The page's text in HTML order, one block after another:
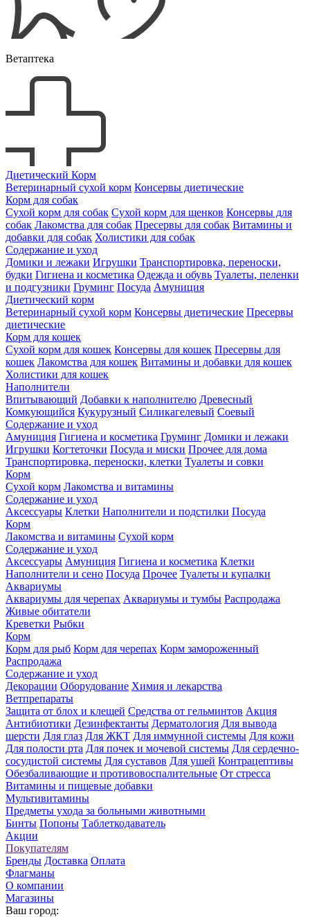
Ветаптека
Диетический Корм
Ветеринарный сухой корм Консервы диетические
Корм для собак
Сухой корм для собак Сухой корм для щенков Консервы для
собак Лакомства для собак Пресервы для собак Витамины и
добавки для собак Холистики для собак
Содержание и уход
Домики и лежаки Игрушки Транспортировка, переноски,
будки Гигиена и косметика Одежда и обувь Туалеты, пеленки
и подгузники Груминг Посуда Амуниция
Диетический корм
Ветеринарный сухой корм Консервы диетические Пресервы
диетические
Корм для кошек
Сухой корм для кошек Консервы для кошек Пресервы для
кошек Лакомства для кошек Витамины и добавки для кошек
Холистики для кошек
Наполнители
Впитывающий Добавки к наполнителю Древесный
Комкующийся Кукурузный Силикагелевый Соевый
Содержание и уход
Амуниция Гигиена и косметика Груминг Домики и лежаки
Игрушки Когтеточки Посуда и миски Прочее для дома
Транспортировка, переноски, клетки Туалеты и совки
Корм
Сухой корм Лакомства и витамины
Содержание и уход
Аксессуары Клетки Наполнители и подстилки Посуда
Корм
Лакомства и витамины Сухой корм
Содержание и уход
Аксессуары Амуниция Гигиена и косметика Клетки
Наполнители и сено Посуда Прочее Туалеты и купалки
Аквариумы
Аквариумы для черепах Аквариумы и тумбы Распродажа
Живые обитатели
Креветки Рыбки
Корм
Корм для рыб Корм для черепах Корм замороженный
Распродажа
Содержание и уход
Декорации Оборудование Химия и лекарства
Ветпрепараты
Защита от блох и клещей Средства от гельминтов Акция
Антибиотики Дезинфектанты Дерматология Для вывода
шерсти Для глаз Для ЖКТ Для иммунной системы Для кожи
Для полости рта Для почек и мочевой системы Для сердечно-
сосудистой системы Для суставов Для ушей Контрацептивы
Обезбаливающие и противовоспалительные От стресса
Витамины и пищевые добавки
Мультивитамины
Предметы ухода за больными животными
Бинты Попоны Таблеткодаватель
Акции
Покупателям
Бренды Доставка Оплата
Флагманы
О компании
Магазины
Ваш город: